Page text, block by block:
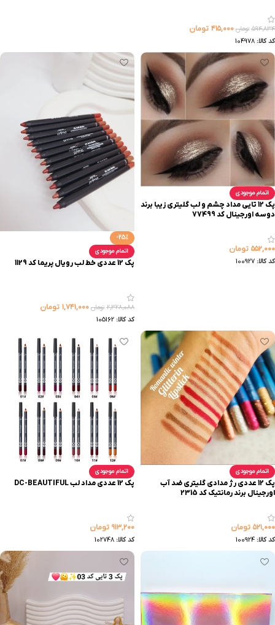
۵۹۴,۸۳۴ تومان ۴۱۵,۰۰۰ تومان
کد کالا: 104978
اتمام موجودی
پک 12 تایی مداد چشم و لب گلیتری زیبا برند
دوسه اورجینال کد 77499
۵۵۲,۰۰۰ تومان
کد کالا: 100927
-25%
اتمام موجودی
پک 12 عددی خط لب رویال پریما کد 1129
۲,۳۲۸,۰۸۸ تومان ۱,۷۴۱,۰۰۰ تومان
کد کالا: 105162
اتمام موجودی
پک 12 عددی رژ مدادی گلیتری ضد آب
اورجینال برند رمانتیک کد 2315
۵۲۱,۰۰۰ تومان
کد کالا: 100924
اتمام موجودی
پک 12 عددی مداد لب DC-BEAUTIFUL
۹۱۳,۲۰۰ تومان
کد کالا: 102748